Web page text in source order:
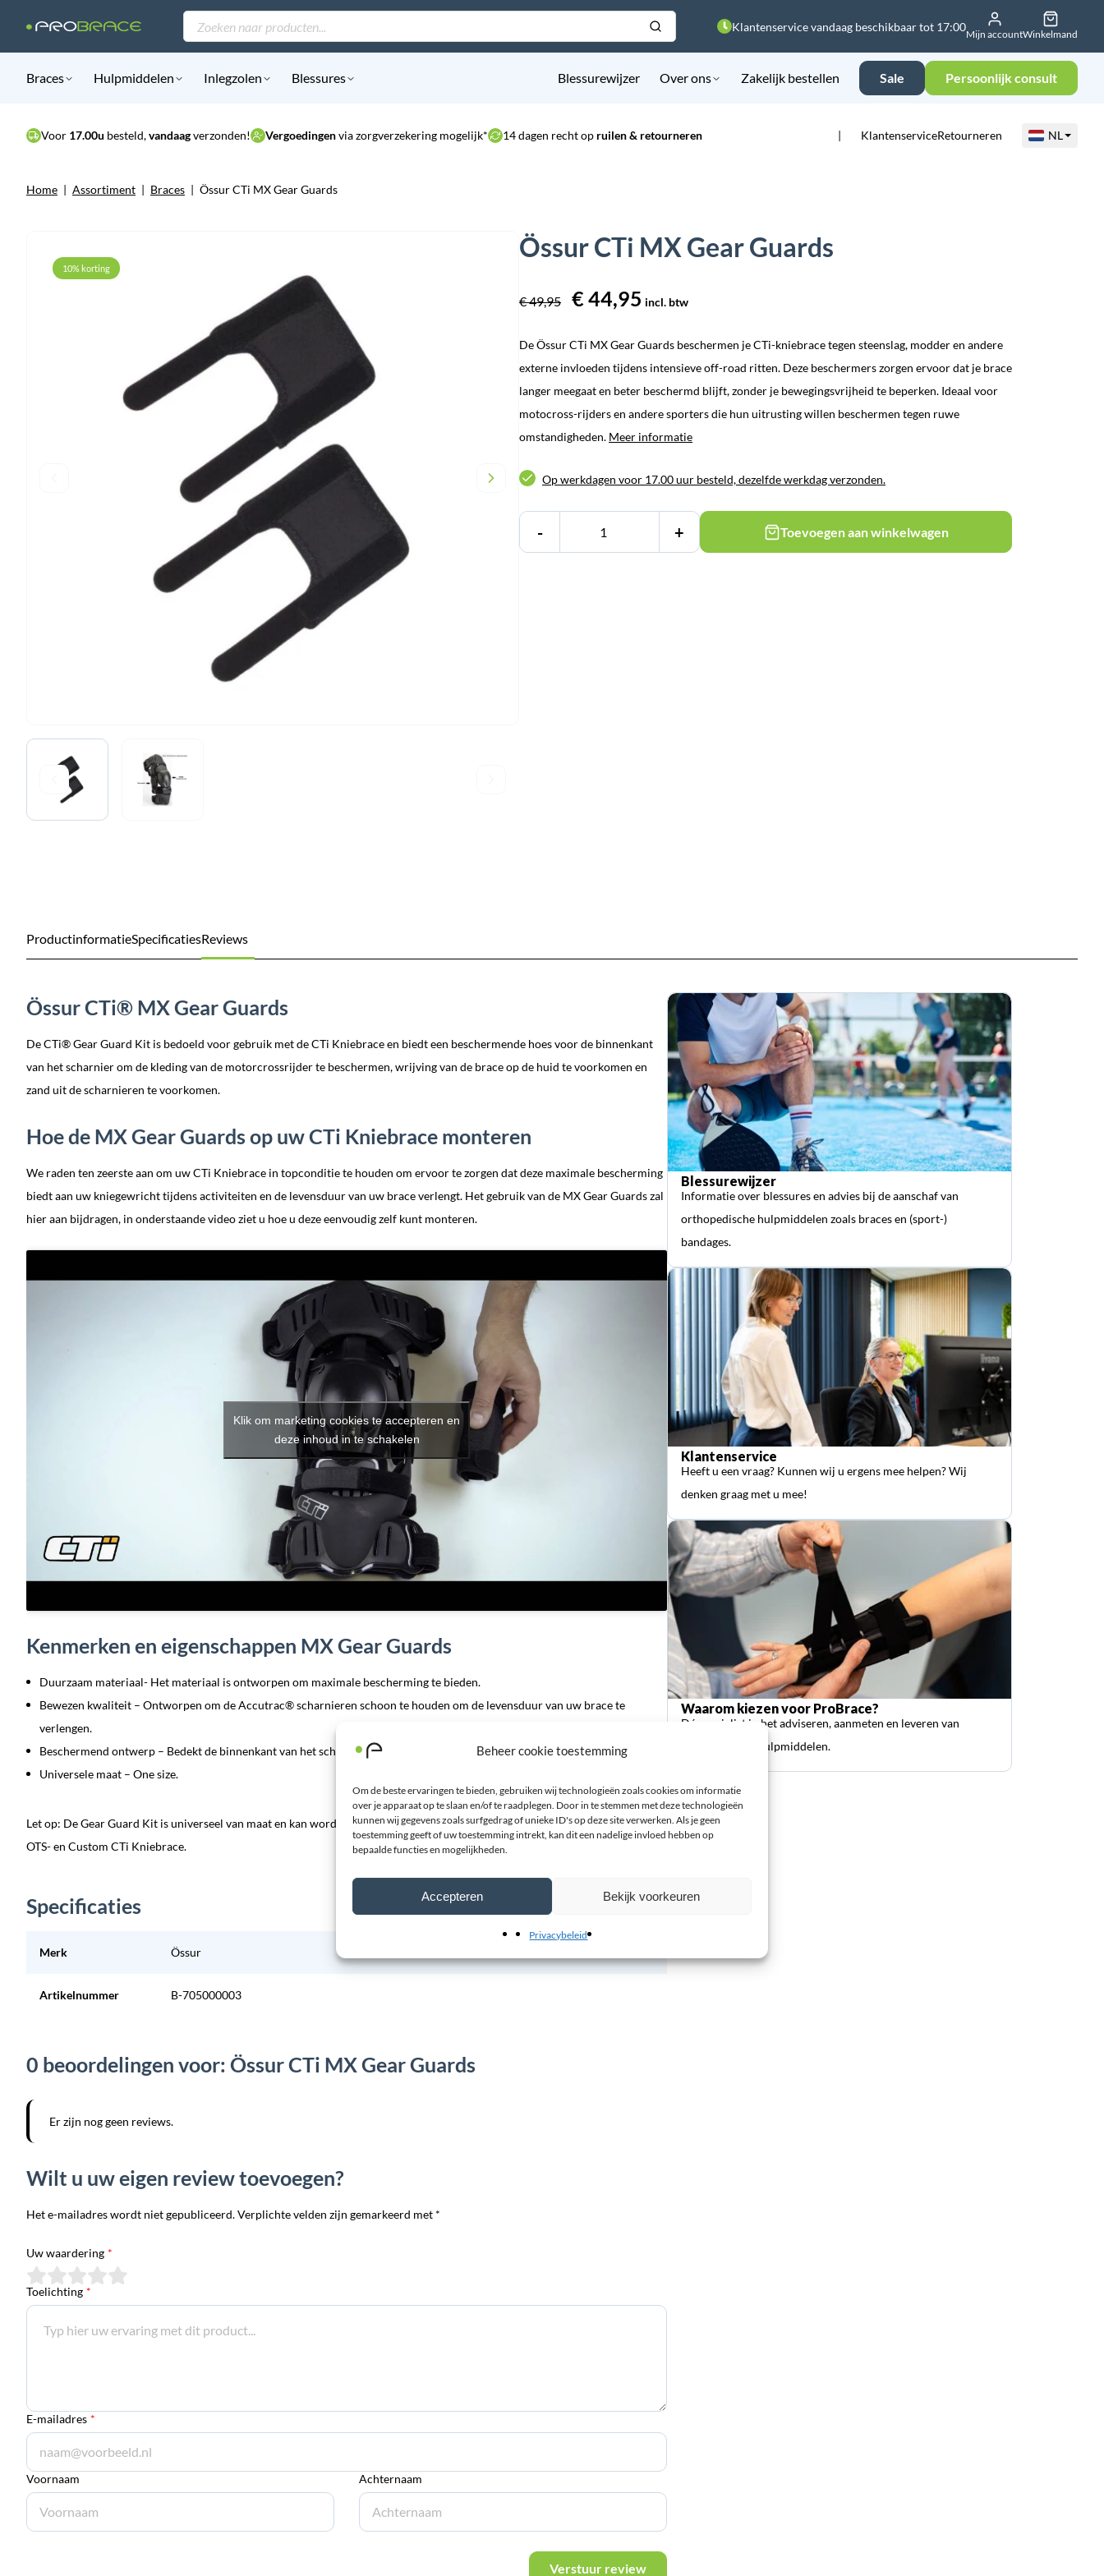
Beheer cookie toestemming
Om de beste ervaringen te bieden, gebruiken wij technologieën zoals cookies om informatie
over je apparaat op te slaan en/of te raadplegen. Door in te stemmen met deze technologieën
kunnen wij gegevens zoals surfgedrag of unieke ID's op deze site verwerken. Als je geen
toestemming geeft of uw toestemming intrekt, kan dit een nadelige invloed hebben op
bepaalde functies en mogelijkheden.
Accepteren Bekijk voorkeuren
Privacybeleid
Producten
zoeken
Klantenservice vandaag beschikbaar tot 17:00
Mijn accountWinkelmand
Braces Hulpmiddelen Inlegzolen Blessures Blessurewijzer Over ons Zakelijk bestellen Sale Persoonlijk consult
Voor 17.00u besteld,vandaagverzonden! Vergoedingenvia zorgverzekering mogelijk* 14 dagen recht op ruilen & retourneren KlantenserviceRetourneren NL
Home | Assortiment | Braces | Össur CTi MX Gear Guards
10% korting
Össur CTi MX Gear Guards
€49,95
Oorspronkelijke
was:
€ 49,95.
€ 44,95 Huidige
is:
€ 44,95.
incl. btw
De Össur CTi MX Gear Guards beschermen je CTi-kniebrace tegen steenslag, modder en andere
externe invloeden tijdens intensieve off-road ritten. Deze beschermers zorgen ervoor dat je brace
langer meegaat en beter beschermd blijft, zonder je bewegingsvrijheid te beperken. Ideaal voor
motocross-rijders en andere sporters die hun uitrusting willen beschermen tegen ruwe
omstandigheden. Meer informatie
Op werkdagen voor 17.00 uur besteld, dezelfde werkdag verzonden.
- + Toevoegen aan winkelwagen
ProductinformatieSpecificatiesReviews
Össur CTi® MX Gear Guards
De CTi® Gear Guard Kit is bedoeld voor gebruik met de CTi Kniebrace en biedt een beschermende hoes voor de binnenkant
van het scharnier om de kleding van de motorcrossrijder te beschermen, wrijving van de brace op de huid te voorkomen en
zand uit de scharnieren te voorkomen.
Hoe de MX Gear Guards op uw CTi Kniebrace monteren
We raden ten zeerste aan om uw CTi Kniebrace in topconditie te houden om ervoor te zorgen dat deze maximale bescherming
biedt aan uw kniegewricht tijdens activiteiten en de levensduur van uw brace verlengt. Het gebruik van de MX Gear Guards zal
hier aan bijdragen, in onderstaande video ziet u hoe u deze eenvoudig zelf kunt monteren.
Klik om marketing cookies te accepteren en
deze inhoud in te schakelen
Kenmerken en eigenschappen MX Gear Guards
Duurzaam materiaal- Het materiaal is ontworpen om maximale bescherming te bieden.
Bewezen kwaliteit – Ontworpen om de Accutrac® scharnieren schoon te houden om de levensduur van uw brace te
verlengen.
Beschermend ontwerp – Bedekt de binnenkant van het scharnier om de kleding van de motorcrossrijder te beschermen.
Universele maat – One size.
Let op: De Gear Guard Kit is universeel van maat en kan worden gebruikt bij zowel de vorige als de nieuwste versies van de
OTS- en Custom CTi Kniebrace.
Specificaties
Merk Össur
Artikelnummer B-705000003
0 beoordelingen voor: Össur CTi MX Gear Guards
Er zijn nog geen reviews.
Wilt u uw eigen review toevoegen?
Het e-mailadres wordt niet gepubliceerd. Verplichte velden zijn gemarkeerd met *
Uw waardering *
Toelichting *
E-mailadres *
Voornaam Achternaam
Verstuur review
Blessurewijzer
Informatie over blessures en advies bij de aanschaf van
orthopedische hulpmiddelen zoals braces en (sport-)
bandages.
Klantenservice
Heeft u een vraag? Kunnen wij u ergens mee helpen? Wij
denken graag met u mee!
Waarom kiezen voor ProBrace?
Dé specialist in het adviseren, aanmeten en leveren van
orthopedische hulpmiddelen.